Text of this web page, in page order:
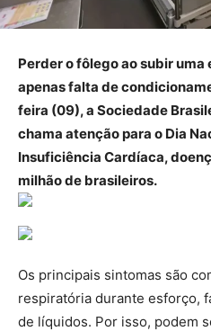
Perder o fôlego ao subir uma
apenas falta de
feira (09), a Sociedade
chama atenção para o Dia
Insuficiência Cardíaca,
milhão de brasileiros.
Os principais sintomas são
respiratória durante esforço,
de líquidos. Por isso, podem